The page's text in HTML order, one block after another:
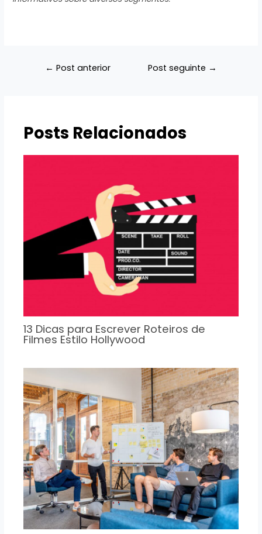
Navegação
← Post anterior Post seguinte →
Posts Relacionados
13 Dicas para Escrever Roteiros de
Filmes Estilo Hollywood